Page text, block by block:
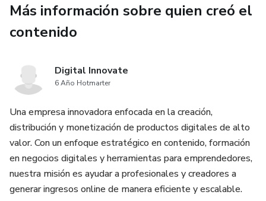
Más información sobre quien creó el
contenido
Digital Innovate
6 Año Hotmarter
Una empresa innovadora enfocada en la creación,
distribución y monetización de productos digitales de alto
valor. Con un enfoque estratégico en contenido, formación
en negocios digitales y herramientas para emprendedores,
nuestra misión es ayudar a profesionales y creadores a
generar ingresos online de manera eficiente y escalable.